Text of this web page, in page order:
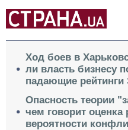
Ход боев в
ли власть бизнесу
падающие рейтинги
Опасность теории
чем говорит
вероятности